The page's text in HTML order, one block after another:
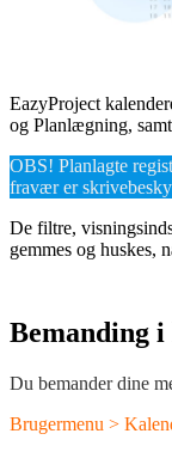
EazyProject
og Planlægning,
OBS! Planlagte
fravær er
De filtre,
gemmes og huskes,
Bemanding
Du bemander dine
Brugermenu >